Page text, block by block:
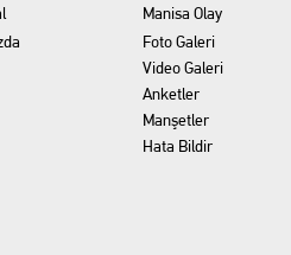
Manisa Olay
Foto Galeri
Video Galeri
Anketler
Manşetler
Hata Bildir